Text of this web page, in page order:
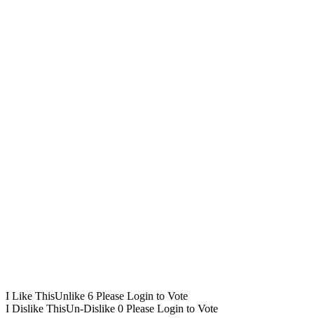
I Like ThisUnlike 6 Please Login to Vote
I Dislike ThisUn-Dislike 0 Please Login to Vote